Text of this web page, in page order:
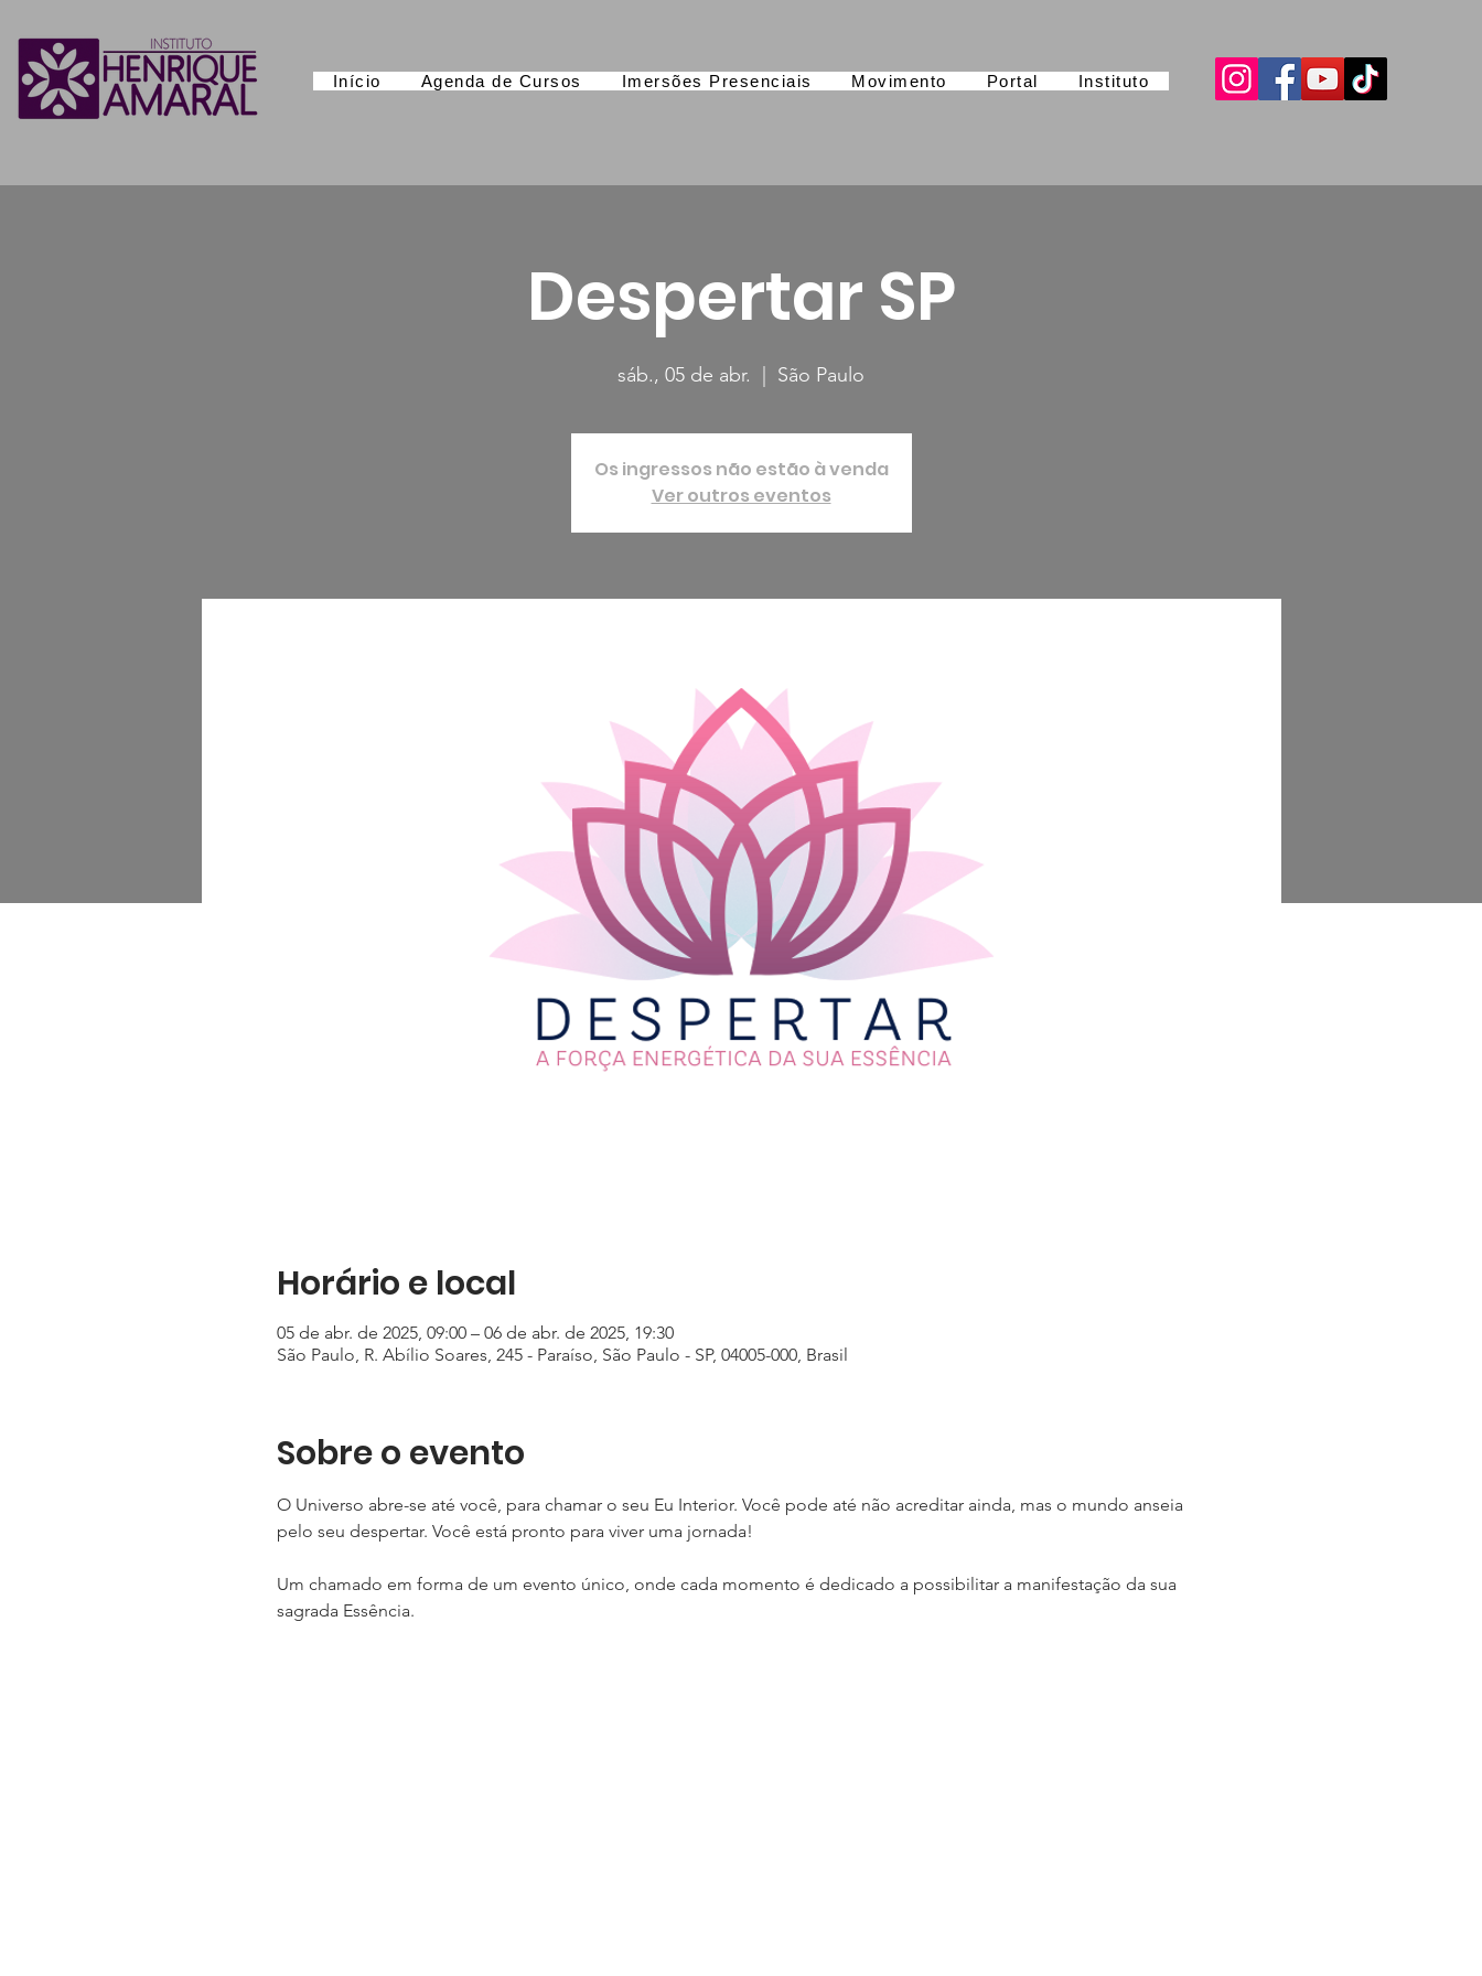
Início Agenda de Cursos Imersões Presenciais Movimento Portal Instituto
Despertar SP
sáb., 05 de abr. São Paulo
Os ingressos não estão à venda
Ver outros eventos
Horário e local
05 de abr. de 2025, 09:00 – 06 de abr. de 2025, 19:30
São Paulo, R. Abílio Soares, 245 - Paraíso, São Paulo - SP, 04005-000, Brasil
Sobre o evento
O Universo abre-se até você, para chamar o seu Eu Interior. Você pode até não acreditar ainda, mas o mundo anseia
pelo seu despertar. Você está pronto para viver uma jornada!
​Um chamado em forma de um evento único, onde cada momento é dedicado a possibilitar a manifestação da sua
sagrada Essência.